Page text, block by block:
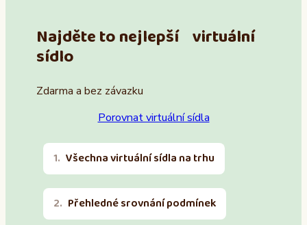
Najděte to nejlepší virtuální
sídlo
Zdarma a bez závazku
Porovnat virtuální sídla
Všechna virtuální sídla na trhu
Přehledné srovnání podmínek